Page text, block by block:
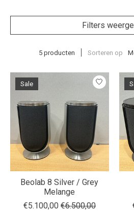
Filters
5 producten Sorteren op
Sale
Beolab 8 Silver / Grey
Melange
€5.100,00 €6.500,00